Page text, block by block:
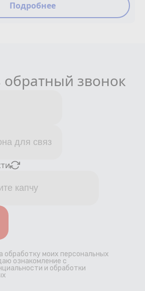
Подробнее
обратный звонок
обработку моих персональных
ознакомление с
и обработки